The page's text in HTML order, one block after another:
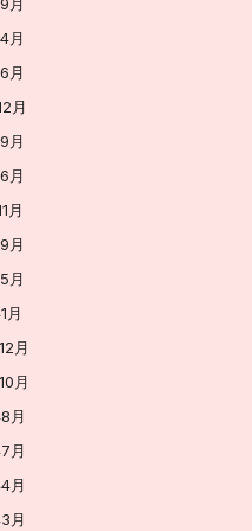
月
月
月
月
月
月
月
月
月
月
月
月
月
月
月